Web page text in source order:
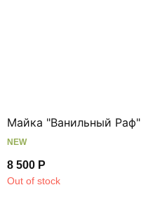
Майка "Ванильный Раф"
NEW
8 500 Р
Out of stock